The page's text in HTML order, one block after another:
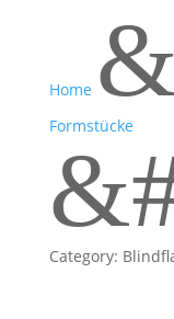
Home
Formstücke
Category: